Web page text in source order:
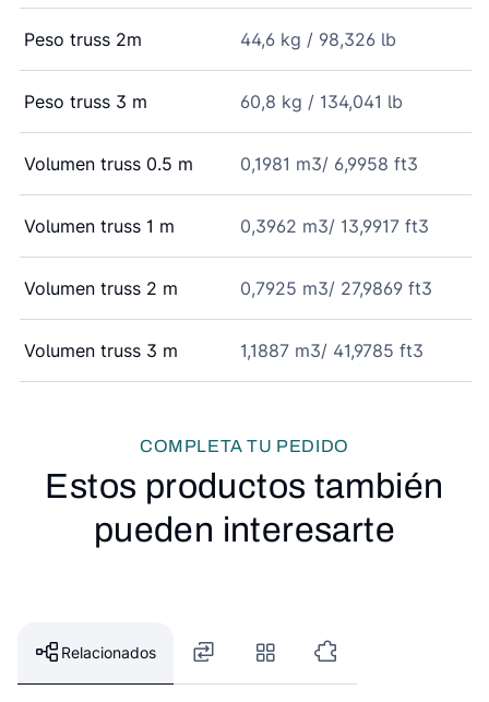
Peso truss 2m 44,6 kg / 98,326 lb
Peso truss 3 m 60,8 kg / 134,041 lb
Volumen truss 0.5 m 0,1981 m3/ 6,9958 ft3
Volumen truss 1 m 0,3962 m3/ 13,9917 ft3
Volumen truss 2 m 0,7925 m3/ 27,9869 ft3
Volumen truss 3 m 1,1887 m3/ 41,9785 ft3
COMPLETA TU PEDIDO
Estos productos también
pueden interesarte
Relacionados